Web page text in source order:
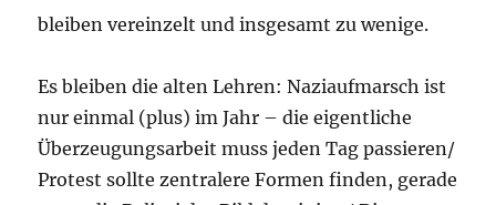
bleiben vereinzelt und insgesamt zu wenige.
Es bleiben die alten Lehren: Naziaufmarsch ist
nur einmal (plus) im Jahr – die eigentliche
Überzeugungsarbeit muss jeden Tag passieren/
Protest sollte zentralere Formen finden, gerade